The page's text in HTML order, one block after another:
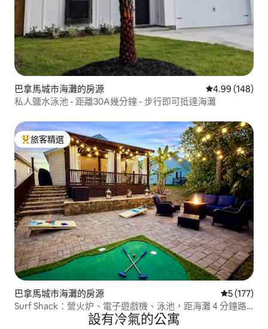
巴拿馬城市海灘的房源 從 148 則評價
4.99 (148)
私人鹽水泳池 - 距離30A幾分鐘 - 步行即可抵達海灘
旅客精選榜首
旅客精選
巴拿馬城市海灘的房源 從 177 則
5 (177)
Surf Shack：營火炉、電子遊戲機、泳池，距海灘 4 分鐘路
設有冷氣的公寓